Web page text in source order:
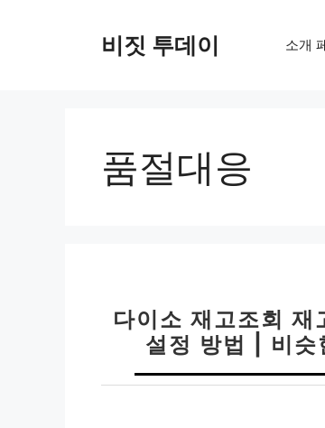
비짓 투데이 소개
품절대응
다이소 재고조회
설정 방법 | 비